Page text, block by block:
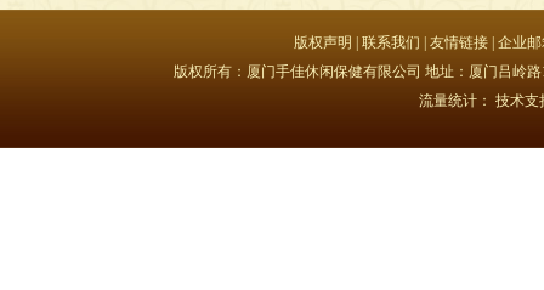
版权声明 联系我们 友情链接 企业
版权所有：厦门手佳休闲保健有限公司 地址：厦门吕岭
流量统计：技术